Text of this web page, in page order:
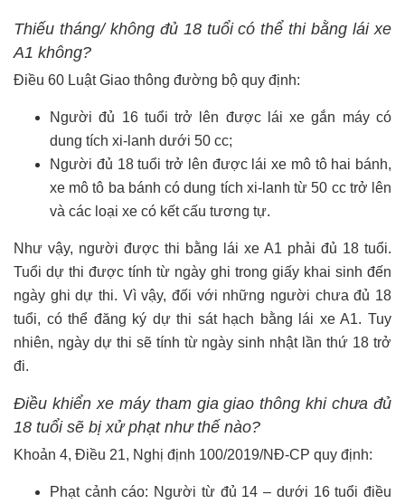
Thiếu tháng/ không đủ 18 tuổi có thể thi bằng lái xe
A1 không?
Điều 60 Luật Giao thông đường bộ quy định:
Người đủ 16 tuổi trở lên được lái xe gắn máy có
dung tích xi-lanh dưới 50 cc;
Người đủ 18 tuổi trở lên được lái xe mô tô hai bánh,
xe mô tô ba bánh có dung tích xi-lanh từ 50 cc trở lên
và các loại xe có kết cấu tương tự.
Như vậy, người được thi bằng lái xe A1 phải đủ 18 tuổi.
Tuổi dự thi được tính từ ngày ghi trong giấy khai sinh đến
ngày ghi dự thi. Vì vậy, đối với những người chưa đủ 18
tuổi, có thể đăng ký dự thi sát hạch bằng lái xe A1. Tuy
nhiên, ngày dự thi sẽ tính từ ngày sinh nhật lần thứ 18 trở
đi.
Điều khiển xe máy tham gia giao thông khi chưa đủ
18 tuổi sẽ bị xử phạt như thế nào?
Khoản 4, Điều 21, Nghị định 100/2019/NĐ-CP quy định:
Phạt cảnh cáo: Người từ đủ 14 – dưới 16 tuổi điều